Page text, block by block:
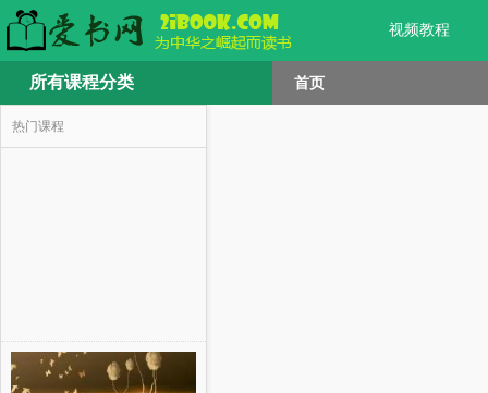
视频教程
所有课程分类 首页
热门课程